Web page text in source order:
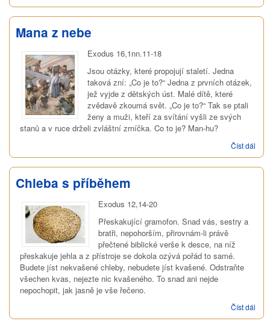
Mana z nebe
Exodus 16,1nn.11-18
Jsou otázky, které propojují staletí. Jedna
taková zní: „Co je to?“ Jedna z prvních otázek,
jež vyjde z dětských úst. Malé dítě, které
zvědavě zkoumá svět. „Co je to?“ Tak se ptali
ženy a muži, kteří za svítání vyšli ze svých
stanů a v ruce drželi zvláštní zrníčka. Co to je? Man-hu?
Číst dál
z
Chleba s příběhem
Exodus 12,14-20
Přeskakující gramofon. Snad vás, sestry a
bratři, nepohorším, přirovnám-li právě
přečtené biblické verše k desce, na níž
přeskakuje jehla a z přístroje se dokola ozývá pořád to samé.
Budete jíst nekvašené chleby, nebudete jíst kvašené. Odstraňte
všechen kvas, nejezte nic kvašeného. To snad ani nejde
nepochopit, jak jasně je vše řečeno.
Číst dál